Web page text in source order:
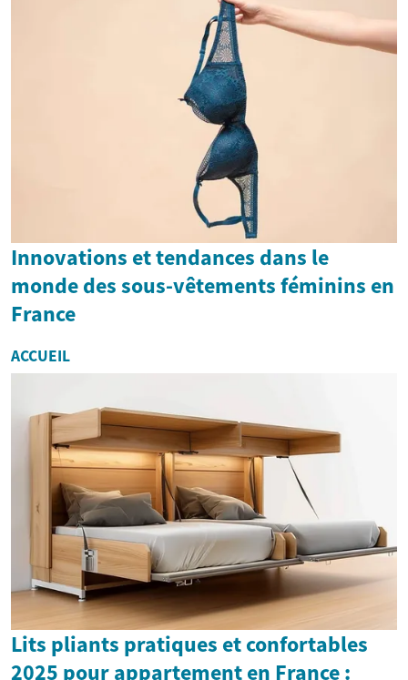
Innovations et tendances dans le
monde des sous-vêtements féminins en
France
ACCUEIL
Lits pliants pratiques et confortables
2025 pour appartement en France :